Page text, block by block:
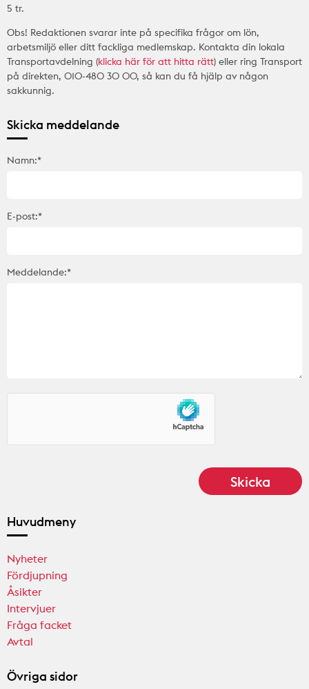
5 tr.
Obs! Redaktionen svarar inte på specifika frågor om lön,
arbetsmiljö eller ditt fackliga medlemskap. Kontakta din lokala
Transportavdelning (klicka här för att hitta rätt) eller ring Transport
på direkten, 010-480 30 00, så kan du få hjälp av någon
sakkunnig.
Skicka meddelande
Namn:*
E-post:*
Meddelande:*
Huvudmeny
Nyheter
Fördjupning
Åsikter
Intervjuer
Fråga facket
Avtal
Övriga sidor